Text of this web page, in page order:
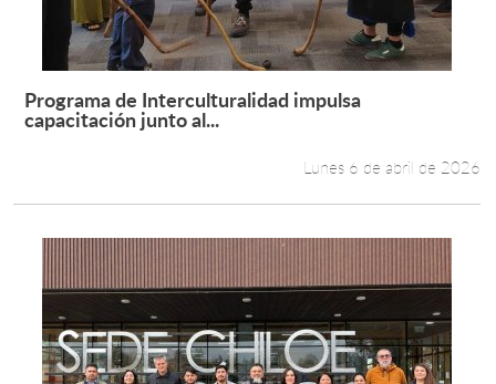
Leer más +
Programa de Interculturalidad impulsa
capacitación junto al...
Lunes 6 de abril de 2026